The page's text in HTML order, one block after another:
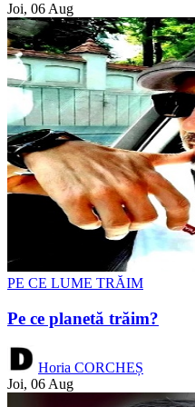
Joi, 06 Aug
PE CE LUME TRĂIM
Pe ce planetă trăim?
Horia CORCHEȘ
Joi, 06 Aug